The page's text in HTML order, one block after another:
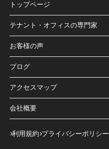
トップページ
テナント・オフィスの専門家
お客様の声
ブログ
アクセスマップ
会社概要
利用規約 プライバシーポリシー